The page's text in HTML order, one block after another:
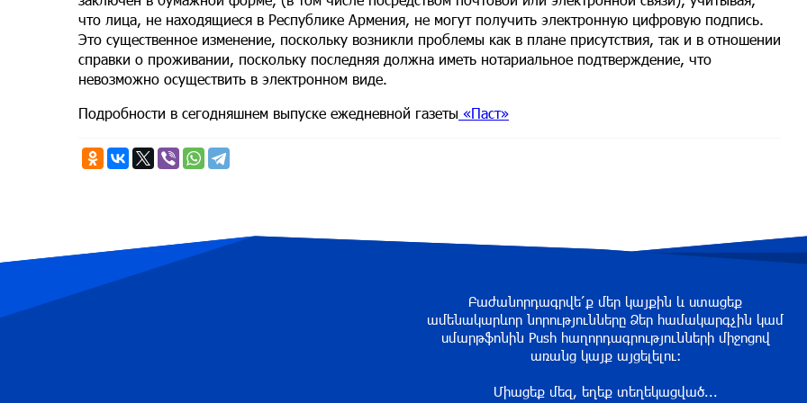
что лица, не находящиеся в Республике Армения, не могут получить электронную цифровую подпись.
Это существенное изменение, поскольку возникли проблемы как в плане присутствия, так и в отношении
справки о проживании, поскольку последняя должна иметь нотариальное подтверждение, что
невозможно осуществить в электронном виде.
Подробности в сегодняшнем выпуске ежедневной газеты «Паст»
Բաժանորդագրվե՛ք մեր կայքին և ստացեք
ամենակարևոր նորությունները Ձեր համակարգչին կամ
սմարթֆոնին Push հաղորդագրությունների միջոցով
առանց կայք այցելելու։
Միացեք մեզ, եղեք տեղեկացված...